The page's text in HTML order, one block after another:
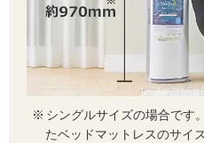
シングルサイズの場合です
たベッドマットレスのサイ